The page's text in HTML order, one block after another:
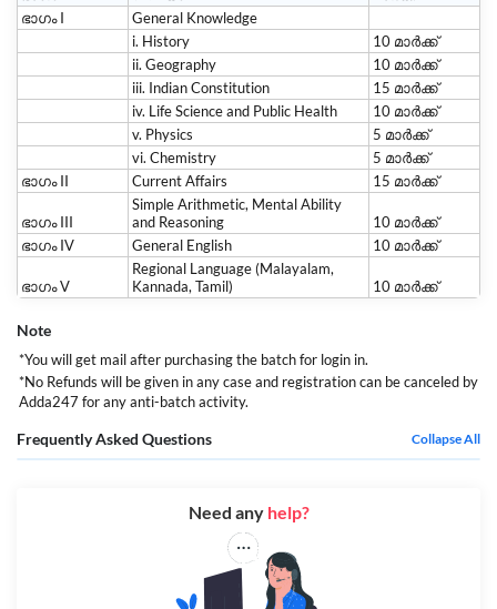
ഭാഗം I
General Knowledge
i. History
10 മാർക്ക്
ii. Geography
10 മാർക്ക്
iii. Indian Constitution
15 മാർക്ക്
iv. Life Science and Public Health
10 മാർക്ക്
v. Physics
5 മാർക്ക്
vi. Chemistry
5 മാർക്ക്
ഭാഗം II
Current Affairs 15 മാർക്ക്
ഭാഗം III
Simple Arithmetic, Mental Ability
and Reasoning
10 മാർക്ക്
ഭാഗം IV
General English 10 മാർക്ക്
ഭാഗം V
Regional Language (Malayalam,
Kannada, Tamil)
10 മാർക്ക്
Note
*You will get mail after purchasing the batch for login in.
*No Refunds will be given in any case and registration can be canceled by
Adda247 for any anti-batch activity.
Frequently Asked Questions Collapse All
Need any help?